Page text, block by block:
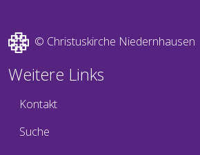
© Christuskirche Niedernhausen
Weitere Links
Kontakt
Suche